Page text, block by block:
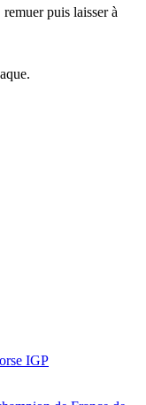
puis laisser à
:
IGP